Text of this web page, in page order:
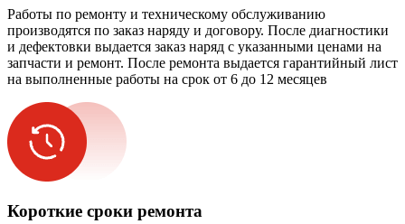
Работы по ремонту и техническому обслуживанию
производятся по заказ наряду и договору. После диагностики
и дефектовки выдается заказ наряд с указанными ценами на
запчасти и ремонт. После ремонта выдается гарантийный лист
на выполненные работы на срок от 6 до 12 месяцев
Короткие сроки ремонта